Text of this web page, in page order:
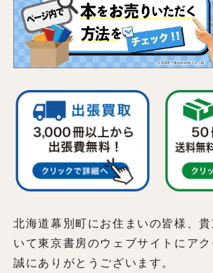
北海道幕別町にお住まいの皆様、貴
いて東京書房のウェブサイトにアク
誠にありがとうございます。